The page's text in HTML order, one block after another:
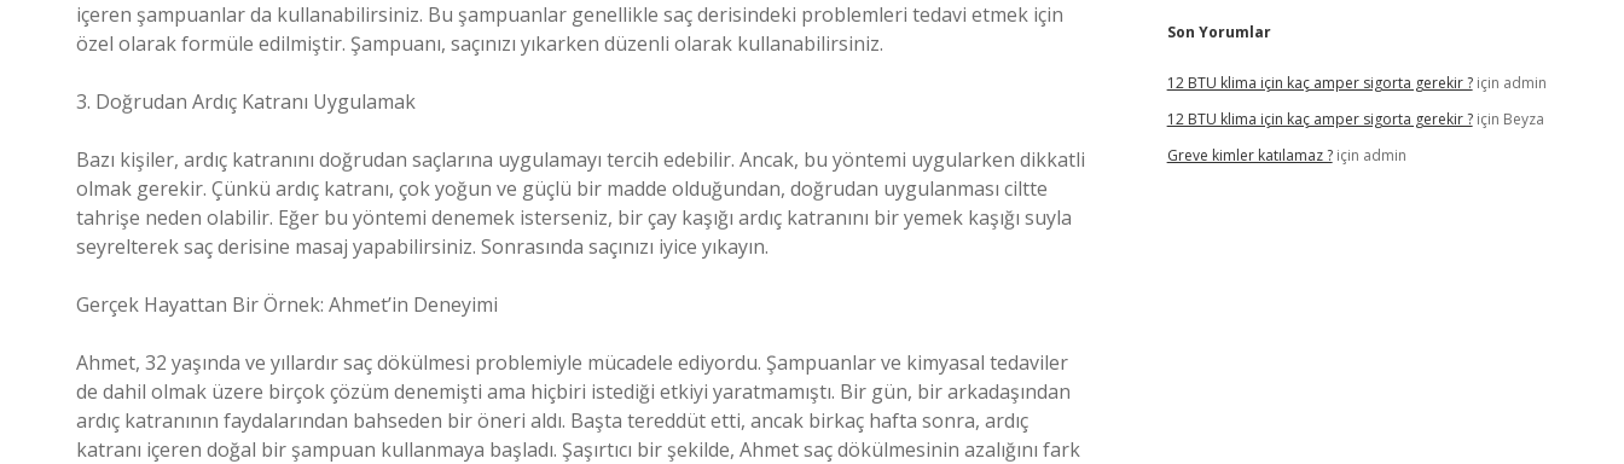
içeren şampuanlar da kullanabilirsiniz. Bu şampuanlar genellikle saç derisindeki problemleri tedavi etmek için
özel olarak formüle edilmiştir. Şampuanı, saçınızı yıkarken düzenli olarak kullanabilirsiniz.
3. Doğrudan Ardıç Katranı Uygulamak
Bazı kişiler, ardıç katranını doğrudan saçlarına uygulamayı tercih edebilir. Ancak, bu yöntemi uygularken dikkatli
olmak gerekir. Çünkü ardıç katranı, çok yoğun ve güçlü bir madde olduğundan, doğrudan uygulanması ciltte
tahrişe neden olabilir. Eğer bu yöntemi denemek isterseniz, bir çay kaşığı ardıç katranını bir yemek kaşığı suyla
seyrelterek saç derisine masaj yapabilirsiniz. Sonrasında saçınızı iyice yıkayın.
Gerçek Hayattan Bir Örnek: Ahmet’in Deneyimi
Ahmet, 32 yaşında ve yıllardır saç dökülmesi problemiyle mücadele ediyordu. Şampuanlar ve kimyasal tedaviler
de dahil olmak üzere birçok çözüm denemişti ama hiçbiri istediği etkiyi yaratmamıştı. Bir gün, bir arkadaşından
ardıç katranının faydalarından bahseden bir öneri aldı. Başta tereddüt etti, ancak birkaç hafta sonra, ardıç
katranı içeren doğal bir şampuan kullanmaya başladı. Şaşırtıcı bir şekilde, Ahmet saç dökülmesinin azalığını fark
Son Yorumlar
12 BTU klima için kaç amper sigorta gerekir ?için admin
12 BTU klima için kaç amper sigorta gerekir ?için Beyza
Greve kimler katılamaz ?için admin